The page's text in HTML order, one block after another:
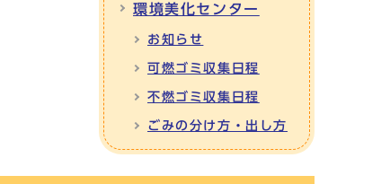
環境美化センター
お知らせ
可燃ゴミ収集日程
不燃ゴミ収集日程
ごみの分け方・出し方